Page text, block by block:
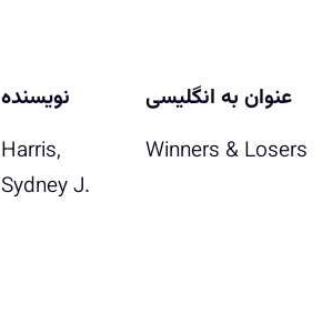
ع‍ن‍وان‌ ب‍ه‌ ان‍گ‍ل‍ی‍س‍ی نویسنده
Harris,
Sydney J.